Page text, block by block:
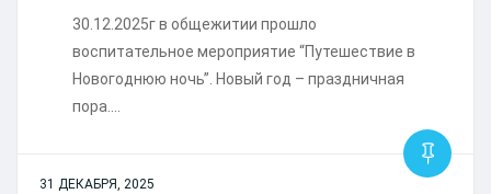
30.12.2025г в общежитии прошло
воспитательное мероприятие “Путешествие в
Новогоднюю ночь”. Новый год – праздничная
пора.…
31 ДЕКАБРЯ, 2025